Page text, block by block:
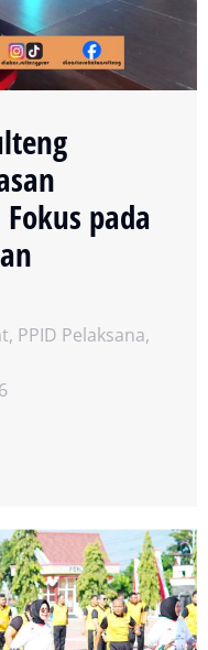
pada
, PPID Pelaksana,